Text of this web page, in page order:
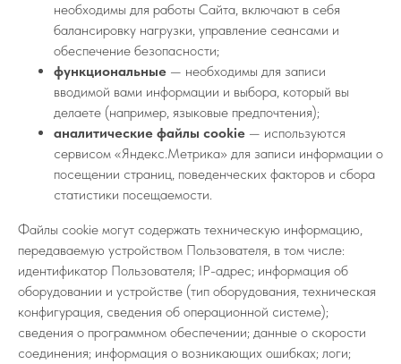
необходимы для работы Сайта, включают в себя
балансировку нагрузки, управление сеансами и
обеспечение безопасности;
функциональные — необходимы для записи
вводимой вами информации и выбора, который вы
делаете (например, языковые предпочтения);
аналитические файлы cookie — используются
сервисом «Яндекс.Метрика» для записи информации о
посещении страниц, поведенческих факторов и сбора
статистики посещаемости.
Файлы cookie могут содержать техническую информацию,
передаваемую устройством Пользователя, в том числе:
идентификатор Пользователя; IP-адрес; информация об
оборудовании и устройстве (тип оборудования, техническая
конфигурация, сведения об операционной системе);
сведения о программном обеспечении; данные о скорости
соединения; информация о возникающих ошибках; логи;